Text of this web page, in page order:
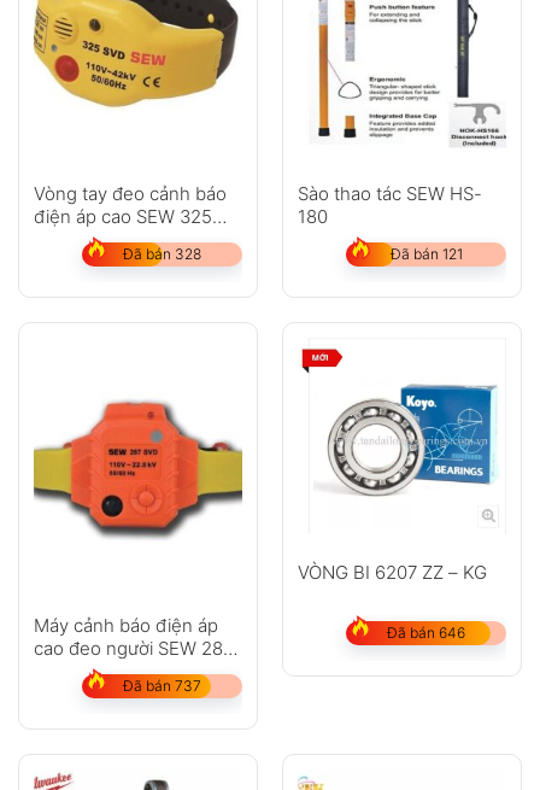
Vòng tay đeo cảnh báo
điện áp cao SEW 325
Đã bán 328
Sào thao tác SEW HS-
180
Đã bán 121
Máy cảnh báo điện áp
cao đeo người SEW 287
Đã bán 737
VÒNG BI 6207 ZZ – KG
Đã bán 646